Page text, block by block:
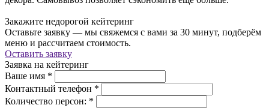
Закажите недорогой кейтеринг
Оставьте заявку — мы свяжемся с вами за 30 минут, подберём
меню и рассчитаем стоимость.
Оставить заявку
Заявка на кейтеринг
Ваше имя *
Контактный телефон *
Количество персон: *